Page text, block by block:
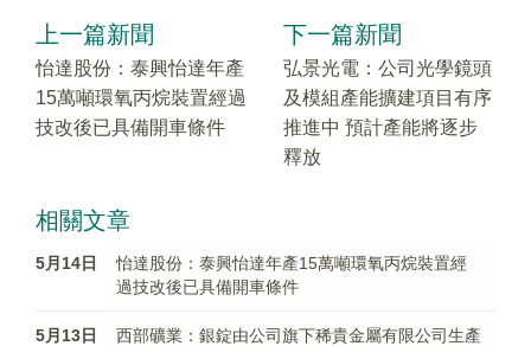
上一篇新聞
怡達股份：泰興怡達年產
15萬噸環氧丙烷裝置經過
技改後已具備開車條件
下一篇新聞
弘景光電：公司光學鏡頭
及模組產能擴建項目有序
推進中 預計產能將逐步
釋放
相關文章
5月14日
怡達股份：泰興怡達年產15萬噸環氧丙烷裝置經
過技改後已具備開車條件
5月13日 西部礦業：銀錠由公司旗下稀貴金屬有限公司生產